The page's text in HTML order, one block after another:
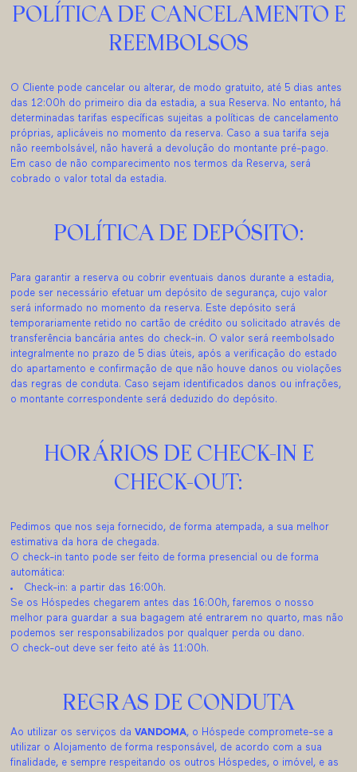
POLÍTICA DE CANCELAMENTO E
REEMBOLSOS
O Cliente pode cancelar ou alterar, de modo gratuito, até 5 dias antes
das 12:00h do primeiro dia da estadia, a sua Reserva. No entanto, há
determinadas tarifas específicas sujeitas a políticas de cancelamento
próprias, aplicáveis no momento da reserva. Caso a sua tarifa seja
não reembolsável, não haverá a devolução do montante pré-pago.
Em caso de não comparecimento nos termos da Reserva, será
cobrado o valor total da estadia.
POLÍTICA DE DEPÓSITO:
Para garantir a reserva ou cobrir eventuais danos durante a estadia,
pode ser necessário efetuar um depósito de segurança, cujo valor
será informado no momento da reserva. Este depósito será
temporariamente retido no cartão de crédito ou solicitado através de
transferência bancária antes do check-in. O valor será reembolsado
integralmente no prazo de 5 dias úteis, após a verificação do estado
do apartamento e confirmação de que não houve danos ou violações
das regras de conduta. Caso sejam identificados danos ou infrações,
o montante correspondente será deduzido do depósito.
HORÁRIOS DE CHECK-IN E
CHECK-OUT:
Pedimos que nos seja fornecido, de forma atempada, a sua melhor
estimativa da hora de chegada.
O check-in tanto pode ser feito de forma presencial ou de forma
automática:
Check-in: a partir das 16:00h.
Se os Hóspedes chegarem antes das 16:00h, faremos o nosso
melhor para guardar a sua bagagem até entrarem no quarto, mas não
podemos ser responsabilizados por qualquer perda ou dano.
O check-out deve ser feito até às 11:00h.
REGRAS DE CONDUTA
Ao utilizar os serviços daVANDOMA, o Hóspede compromete-se a
utilizar o Alojamento de forma responsável, de acordo com a sua
finalidade, e sempre respeitando os outros Hóspedes, o imóvel, e as